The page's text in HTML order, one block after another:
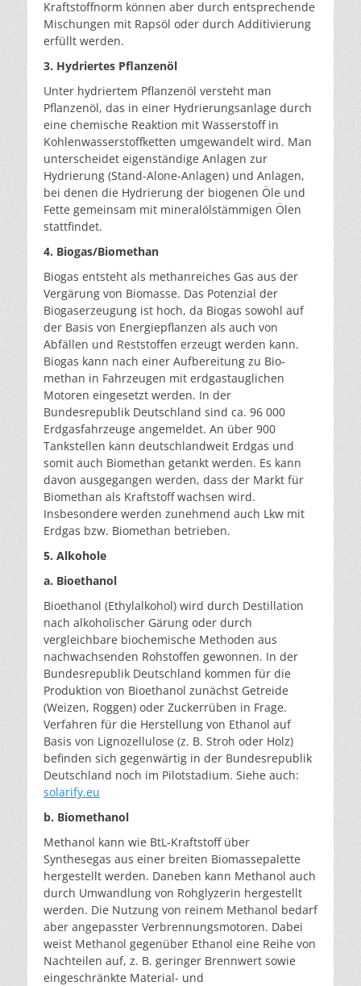
Kraftstoffnorm können aber durch entsprechende
Mischungen mit Rapsöl oder durch Additivierung
erfüllt werden.
3. Hydriertes Pflanzenöl
Unter hydriertem Pflanzenöl versteht man
Pflanzenöl, das in einer Hydrierungsanlage durch
eine chemische Reaktion mit Wasserstoff in
Kohlenwasserstoffketten umgewandelt wird. Man
unterscheidet eigenständige Anlagen zur
Hydrierung (Stand-Alone-Anlagen) und Anlagen,
bei denen die Hydrierung der biogenen Öle und
Fette gemeinsam mit mineralölstämmigen Ölen
stattfindet.
4. Biogas/Biomethan
Biogas entsteht als methanreiches Gas aus der
Vergärung von Biomasse. Das Potenzial der
Biogaserzeugung ist hoch, da Biogas sowohl auf
der Basis von Energiepflan­zen als auch von
Abfällen und Reststoffen erzeugt wer­den kann.
Biogas kann nach einer Aufbereitung zu Bio­
methan in Fahrzeugen mit erdgastauglichen
Motoren eingesetzt werden. In der
Bundesrepublik Deutschland sind ca. 96 000
Erdgasfahrzeuge angemeldet. An über 900
Tankstellen kann deutschlandweit Erdgas und
somit auch Biomethan getankt werden. Es kann
davon ausge­gangen werden, dass der Markt für
Biomethan als Kraft­stoff wachsen wird.
Insbesondere werden zunehmend auch Lkw mit
Erdgas bzw. Biomethan betrieben.
5. Alkohole
a. Bioethanol
Bioethanol (Ethylalkohol) wird durch Destillation
nach alkoholischer Gärung oder durch
vergleichbare biochemische Methoden aus
nachwachsenden Rohstoffen gewonnen. In der
Bundesrepublik Deutschland kommen für die
Produktion von Bioethanol zunächst Getreide
(Weizen, Roggen) oder Zuckerrüben in Frage.
Verfahren für die Herstellung von Ethanol auf
Basis von Lignozellulose (z. B. Stroh oder Holz)
befinden sich gegenwärtig in der Bundesrepublik
Deutschland noch im Pilotstadium. Siehe auch:
solarify.eu
b. Biomethanol
Methanol kann wie BtL-Kraftstoff über
Synthesegas aus einer breiten Biomassepalette
hergestellt werden. Dane­ben kann Methanol auch
durch Umwandlung von Roh­glyzerin hergestellt
werden. Die Nutzung von reinem Me­thanol bedarf
aber angepasster Verbrennungsmotoren. Dabei
weist Methanol gegenüber Ethanol eine Reihe von
Nachteilen auf, z. B. geringer Brennwert sowie
einge­schränkte Material- und